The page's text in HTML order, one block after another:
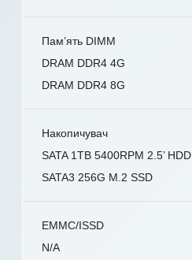
Пам’ять DIMM
DRAM DDR4 4G
DRAM DDR4 8G
Накопичувач
SATA 1TB 5400RPM 2.5’ HDD
SATA3 256G M.2 SSD
EMMC/ISSD
N/A